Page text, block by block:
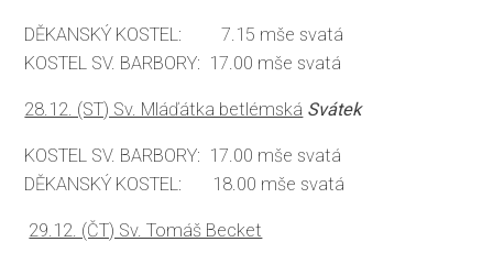
DĚKANSKÝ KOSTEL: 7.15 mše svatá
KOSTEL SV. BARBORY: 17.00 mše svatá
28.12. (ST) Sv. Mláďátka betlémská Svátek
KOSTEL SV. BARBORY: 17.00 mše svatá
DĚKANSKÝ KOSTEL: 18.00 mše svatá
29.12. (ČT) Sv. Tomáš Becket